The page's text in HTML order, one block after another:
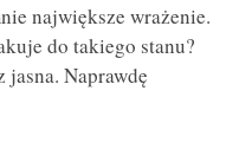
największe wrażenie.
do takiego stanu?
jasna. Naprawdę